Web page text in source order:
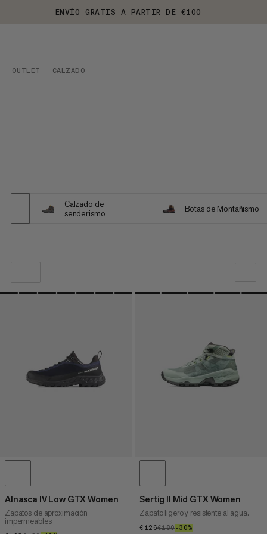
ENVÍO GRATIS A PARTIR DE €100
OUTLET CALZADO
Calzado de
senderismo
Botas de Montañismo
NUESTRA RECOMENDACIÓN
PRECIO ALTO A BAJO
¿QUÉ HAY DE NUEVO
Alnasca IV Low GTX Women
Zapatos de aproximación
impermeables
Sertig II Mid GTX Women
Zapato ligero y resistente al agua.
€126€126
€180€180
–30%